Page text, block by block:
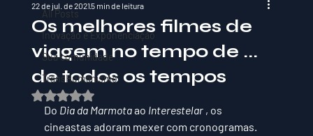
All Posts
Inovação e Exponenciação
Sua comunidade
TransHumanismo
Os melhores filmes de
viagem no tempo de ...
de todos os tempos
22 de jul. de 20215 min de leitura
Avaliado com NaN de 5 estrelas.
Do Dia da Marmota ao Interestelar , os
cineastas adoram mexer com cronogramas.